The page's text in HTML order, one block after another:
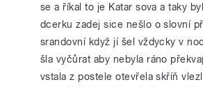
se a říkal to je Katar sova a taky
dcerku zadej sice nešlo o slovní
srandovní když jí šel vždycky v
šla vyčůrat aby nebyla ráno
vstala z postele otevřela skříň